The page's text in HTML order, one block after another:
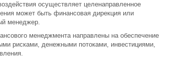
осуществляет целенаправленное
может быть финансовая дирекция или
менеджер.
менеджмента направлены на обеспечение
рисками, денежными потоками, инвестициями,